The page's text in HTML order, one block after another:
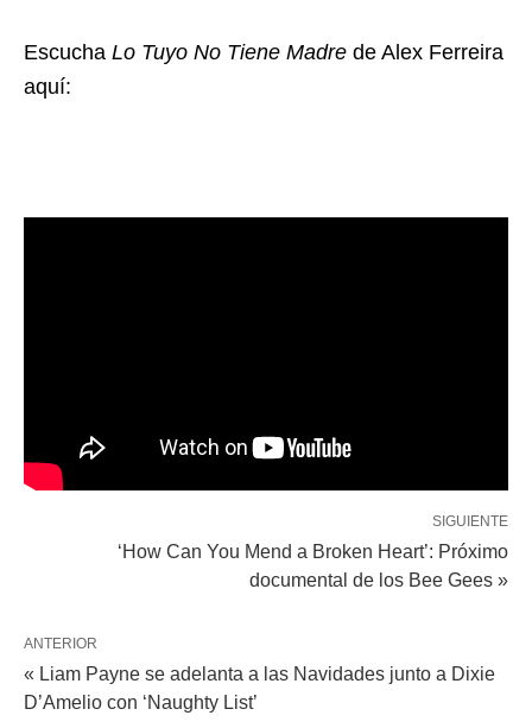
Escucha Lo Tuyo No Tiene Madre de Alex Ferreira
aquí:
SIGUIENTE
‘How Can You Mend a Broken Heart’: Próximo
documental de los Bee Gees »
ANTERIOR
« Liam Payne se adelanta a las Navidades junto a Dixie
D’Amelio con ‘Naughty List’